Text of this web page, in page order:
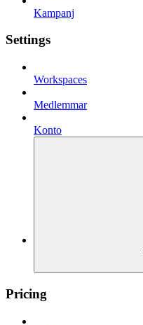
Kampanj
Settings
Workspaces
Medlemmar
Konto
Pricing